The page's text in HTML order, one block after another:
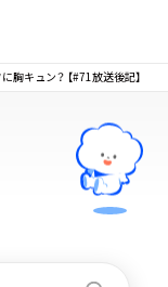
胸キュン？ 【#71放送後記】